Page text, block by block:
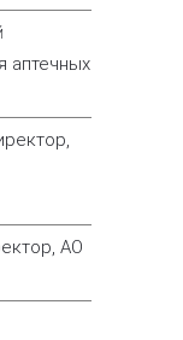
аптечных
АО